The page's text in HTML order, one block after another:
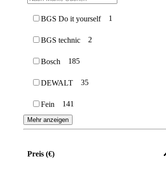
BGS Do it yourself 1
BGS technic 2
Bosch 185
DEWALT 35
Fein 141
Mehr anzeigen
Preis (€)